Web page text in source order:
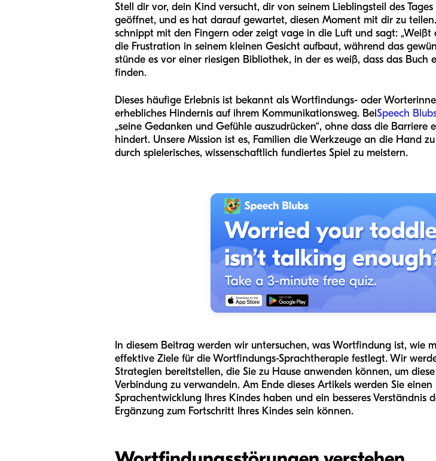
Stell dir vor, dein Kind versucht, dir von seinem Lieblingsteil des
geöffnet, und es hat darauf gewartet, diesen Moment mit dir zu
schnippt mit den Fingern oder zeigt vage in die Luft und sagt: „Weißt
die Frustration in seinem kleinen Gesicht aufbaut, während das
stünde es vor einer riesigen Bibliothek, in der es weiß, dass das
finden.
Dieses häufige Erlebnis ist bekannt als Wortfindungs- oder
erhebliches Hindernis auf ihrem Kommunikationsweg. BeiSpeech
„seine Gedanken und Gefühle auszudrücken“, ohne dass die Barriere
hindert. Unsere Mission ist es, Familien die Werkzeuge an die Hand
durch spielerisches, wissenschaftlich fundiertes Spiel zu meistern.
In diesem Beitrag werden wir untersuchen, was Wortfindung ist,
effektive Ziele für die Wortfindungs-Sprachtherapie festlegt. Wir
Strategien bereitstellen, die Sie zu Hause anwenden können, um
Verbindung zu verwandeln. Am Ende dieses Artikels werden Sie
Sprachentwicklung Ihres Kindes haben und ein besseres
Ergänzung zum Fortschritt Ihres Kindes sein können.